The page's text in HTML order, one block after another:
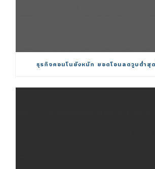
ธุรกิจคอนโนยังหนัก ยอดโอนลดวูบต่ำสุ